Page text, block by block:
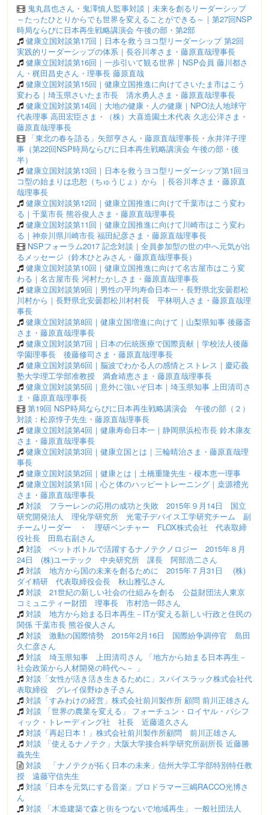
鬼丸昌也さん・鬼澤慎人監事対談｜未来を創るリーダーシップ
～たったひとりからでも世界を変えることができる～｜第27回NSP
時局ならびに日本再生戦略講演会 午後の部・第2部
健康立国対談第17回｜日本を救うヨコ型リーダーシップ 第2回
実践的リーダーシップの体系｜長谷川孝さま・藤原直哉理事長
健康立国対談第16回｜一歩引いて観る世界｜NSP会員 藤川都さ
ん・梶田昌史さん・理事長 藤原直哉
健康立国対談第15回｜健康立国推進に向けてさいたま市はこう
変わる｜埼玉県さいたま市長 清水勇人さま・藤原直哉理事長
健康立国対談第14回｜大地の健康・人の健康｜NPO法人地球守
代表理事 高田宏臣さま・（株）大喜造園土木代表 久志公洋さま・
藤原直哉理事長
「東北の春を語る」矢部亨さん・藤原直哉理事長・永井洋子理
事（第22回NSP時局ならびに日本再生戦略講演会 午後の部・後
半）
健康立国対談第13回｜日本を救うヨコ型リーダーシップ第1回ヨ
コ型の始まりは忠恕（ちゅうじょ）から ｜長谷川孝さま・藤原直
哉理事長
健康立国対談第12回｜健康立国推進に向けて千葉市はこう変わ
る｜千葉市長 熊谷俊人さま・藤原直哉理事長
健康立国対談第11回｜健康立国推進に向けて川崎市はこう変わ
る｜神奈川県川崎市長 福田紀彦さま・藤原直哉理事長
NSPフォーラム2017 記念対談｜全員参加型の世の中へ元気が出
るメッセージ（鈴木ひとみさん・藤原直哉理事長）
健康立国対談第10回｜健康立国推進に向けて名古屋市はこう変
わる｜名古屋市長 河村たかしさま・藤原直哉理事長
健康立国対談第9回｜男性の平均寿命日本一・長野県北安曇郡松
川村から｜長野県北安曇郡松川村村長 平林明人さま・藤原直哉理
事長
健康立国対談第8回｜健康立国増進に向けて｜山梨県知事 後藤斎
さま・藤原直哉理事長
健康立国対談第7回｜日本の伝統医療で国際貢献｜学校法人後藤
学園理事長 後藤修司さま・藤原直哉理事長
健康立国対談第6回｜脳波でわかる人の感情とストレス｜慶応義
塾大学理工学部准教授 満倉靖恵さま・藤原直哉理事長
健康立国対談第5回｜意外に強いぞ日本｜埼玉県知事 上田清司さ
ま・藤原直哉理事長
第19回 NSP時局ならびに日本再生戦略講演会 午後の部（２）
対談：松原惇子先生・藤原直哉理事長
健康立国対談第4回｜健康寿命日本一｜静岡県浜松市長 鈴木康友
さま・藤原直哉理事長
健康立国対談第3回｜健康立国とは｜三輪晴治さま・藤原直哉理
事長
健康立国対談第2回｜健康とは｜土橋重隆先生・榎本恵一理事
健康立国対談第1回｜心と体のハッピートレーニング｜桒源禮光
さま・藤原直哉理事長
対談 フラーレンの応用の成功と失敗 2015年９月14日 国立
研究開発法人 理化学研究所 光電子デバイス工学研究チーム 副
チームリーダー ・ 理研ベンチャー FLOX株式会社 代表取締
役社長 田島右副さん
対談 ペットボトルで活躍するナノテクノロジー 2015年８月
24日 (株)ユーテック 中央研究所 課長 阿部浩二さん
対談 地方から国の未来を創るために 2015年７月31日 (株)
ダイ精研 代表取締役会長 秋山雅弘さん
対談 21世紀の新しい社会の仕組みを創る 公益財団法人東京
コミュニティー財団 理事長 市村浩一郎さん
対談 地方から始まる日本再生－ITが変える新しい行政と住民の
関係 千葉市長 熊谷俊人さん
対談 激動の国際情勢 2015年2月16日 国際紛争調停官 島田
久仁彦さん
対談 埼玉県知事 上田清司さん 「地方から始まる日本再生－
社会政策から人材開発の時代へ－ 」
対談「女性が活き活き生きるために」スパイスラック株式会社代
表取締役 グレイ俣野ゆき子さん
対談「すみわけの経営」株式会社前川製作所 顧問 前川正雄さん
対談 「世界の農業を変える」 フォーチュン・ロイヤル・パシフ
ィック・トレーディング社 社長 近藤道久さん
対談「再起日本！」株式会社前川製作所顧問 前川正雄さん
対談 「使えるナノテク」大阪大学接合科学研究所副所長 近藤勝
義先生
対談 「ナノテクが拓く日本の未来」信州大学工学部特別特任教
授 遠藤守信先生
対談「日本を元気にする音楽」プロドラマー三嶋RACCO光博さ
ん
対談 「木造建築で森と街をつないで地域再生」 一般社団法人